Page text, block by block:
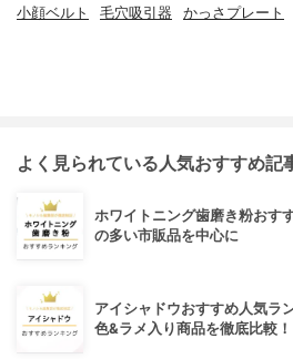
小顔ベルト 毛穴吸引器 かっさプレート
よく見られている人気おすすめ記
ホワイトニング歯磨き粉おす
の多い市販品を中心に
アイシャドウおすすめ人気ラ
色&ラメ入り商品を徹底比較！